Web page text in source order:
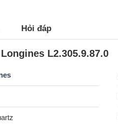
Hỏi đáp
L2.305.9.87.0